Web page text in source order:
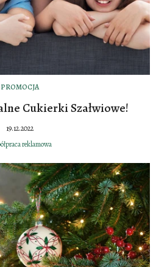
PROMOCJA
Cukierki Szałwiowe!
19.12.2022
reklamowa